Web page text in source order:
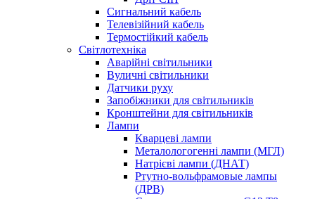
Сигнальний кабель
Телевізійний кабель
Термостійкий кабель
Світлотехніка
Аварійні світильники
Вуличні світильники
Датчики руху
Запобіжники для світильників
Кронштейни для світильників
Лампи
Кварцеві лампи
Металологогенні лампи (МГЛ)
Натрієві лампи (ДНАТ)
Ртутно-вольфрамовые лампы
(ДРВ)